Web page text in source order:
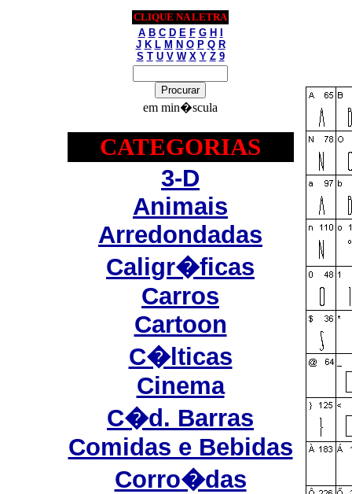
CLIQUE NA LETRA
A B C D E F G H
J K L M N O P Q R
S T U V W X Y Z 9
em min�scula
CATEGORIAS
3-D
Animais
Arredondadas
Caligr�ficas
Carros
Cartoon
C�lticas
Cinema
C�d. Barras
Comidas e Bebidas
Corro�das